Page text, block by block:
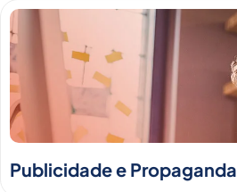
Publicidade e Propaganda